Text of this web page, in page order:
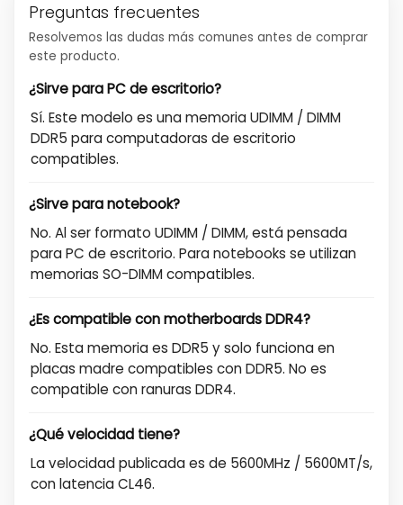
Preguntas frecuentes
Resolvemos las dudas más comunes antes de comprar
este producto.
¿Sirve para PC de escritorio?
Sí. Este modelo es una memoria UDIMM / DIMM
DDR5 para computadoras de escritorio
compatibles.
¿Sirve para notebook?
No. Al ser formato UDIMM / DIMM, está pensada
para PC de escritorio. Para notebooks se utilizan
memorias SO-DIMM compatibles.
¿Es compatible con motherboards DDR4?
No. Esta memoria es DDR5 y solo funciona en
placas madre compatibles con DDR5. No es
compatible con ranuras DDR4.
¿Qué velocidad tiene?
La velocidad publicada es de 5600MHz / 5600MT/s,
con latencia CL46.